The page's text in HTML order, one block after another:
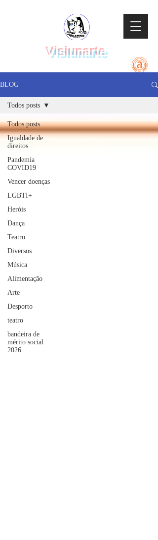
Visiunarte
BLOG
Todos posts
Igualdade de
direitos
Pandemia
COVID19
Vencer doenças
LGBTI+
Heróis
Dança
Teatro
Diversos
Música
Alimentação
Arte
Desporto
teatro
bandeira de
mérito social
2026
Todos posts